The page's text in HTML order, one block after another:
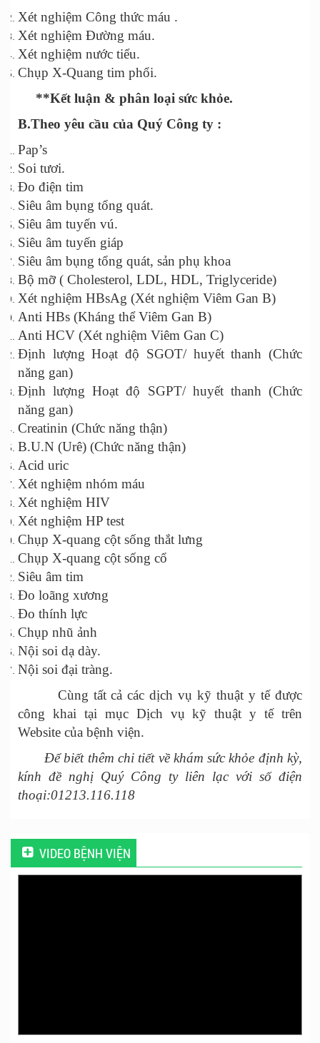
Xét nghiệm Công thức máu .
Xét nghiệm Đường máu.
Xét nghiệm nước tiểu.
Chụp X-Quang tim phổi.
**Kết luận & phân loại sức khỏe.
B.Theo yêu cầu của Quý Công ty :
Pap’s
Soi tươi.
Đo điện tim
Siêu âm bụng tổng quát.
Siêu âm tuyến vú.
Siêu âm tuyến giáp
Siêu âm bụng tổng quát, sản phụ khoa
Bộ mỡ ( Cholesterol, LDL, HDL, Triglyceride)
Xét nghiệm HBsAg (Xét nghiệm Viêm Gan B)
Anti HBs (Kháng thể Viêm Gan B)
Anti HCV (Xét nghiệm Viêm Gan C)
Định lượng Hoạt độ SGOT/ huyết thanh (Chức
năng gan)
Định lượng Hoạt độ SGPT/ huyết thanh (Chức
năng gan)
Creatinin (Chức năng thận)
B.U.N (Urê) (Chức năng thận)
Acid uric
Xét nghiệm nhóm máu
Xét nghiệm HIV
Xét nghiệm HP test
Chụp X-quang cột sống thắt lưng
Chụp X-quang cột sống cổ
Siêu âm tim
Đo loãng xương
Đo thính lực
Chụp nhũ ảnh
Nội soi dạ dày.
Nội soi đại tràng.
Cùng tất cả các dịch vụ kỹ thuật y tế được
công khai tại mục Dịch vụ kỹ thuật y tế trên
Website của bệnh viện.
Để biết thêm chi tiết về khám sức khỏe định kỳ,
kính đề nghị Quý Công ty liên lạc với số điện
thoại:01213.116.118
VIDEO BỆNH VIỆN